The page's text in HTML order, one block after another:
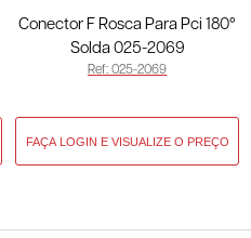
Conector F Rosca Para Pci 180°
Solda 025-2069
Ref: 025-2069